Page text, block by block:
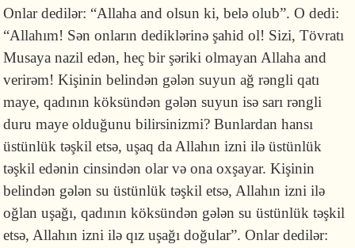
Onlar de­dilər: “Allaha and olsun ki, belə olub”. O dedi:
“Allahım! Sən onların dediklərinə şahid ol! Sizi, Tövratı
Musaya nazil edən, heç bir şəriki olmayan Allaha and
verirəm! Kişinin belindən gələn suyun ağ rəngli qatı
maye, qadının köksündən gələn suyun isə sarı rəngli
duru maye olduğunu bilirsinizmi? Bunlardan hansı
üstün­lük təşkil etsə, uşaq da Allahın izni ilə üstünlük
təşkil edənin cinsindən olar və ona oxşayar. Kişinin
belindən gələn su üstünlük təşkil etsə, Allahın izni ilə
oğlan uşağı, qadının köksündən gələn su üstünlük təşkil
etsə, Allahın izni ilə qız uşağı doğular”. Onlar dedilər: